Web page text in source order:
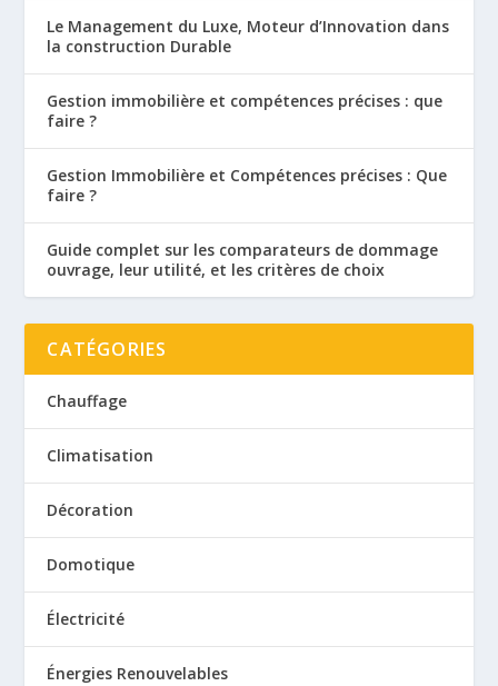
Le Management du Luxe, Moteur d’Innovation dans
la construction Durable
Gestion immobilière et compétences précises : que
faire ?
Gestion Immobilière et Compétences précises : Que
faire ?
Guide complet sur les comparateurs de dommage
ouvrage, leur utilité, et les critères de choix
CATÉGORIES
Chauffage
Climatisation
Décoration
Domotique
Électricité
Énergies Renouvelables